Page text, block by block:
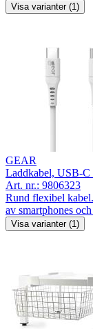
Visa varianter (1)
GEAR
Laddkabel, USB-
Art. nr.: 9806323
Rund flexibel
av smartphones
Visa varianter (1)